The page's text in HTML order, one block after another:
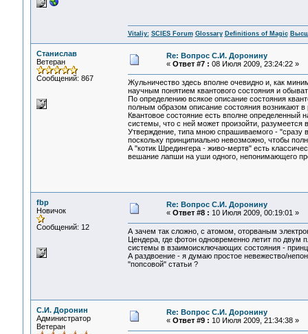
Vitaliy: SCIES Forum Glossary Definitions of Magic
Станислав
Ветеран
Сообщений: 867
Re: Вопрос С.И. Доронину
« Ответ #7 : 08 Июля 2009, 23:24:22 »
Жульничество здесь вполне очевидно и, как
научным понятием квантового состояния и
По определению всякое описание состояния
полным образом описание состояния
Квантовое состояние есть вполне
системы, что с ней может произойти,
Утверждение, типа мною спрашиваемого - "сразу
поскольку принципиально невозможно, чтобы
А "котик Шредингера - живо-мертв" есть
вешание лапши на уши одного, непонимающего
fbp
Новичок
Сообщений: 12
Re: Вопрос С.И. Доронину
« Ответ #8 : 10 Июля 2009, 00:19:01 »
А зачем так сложно, с атомом, оторваным
Цендера, где фотон одновременно летит по
системы в взаимоисключающих состояния -
А раздвоение - я думаю простое невежество/
"попсовой" статьи ?
С.И. Доронин
Администратор
Ветеран
Re: Вопрос С.И. Доронину
« Ответ #9 : 10 Июля 2009, 21:34:38 »